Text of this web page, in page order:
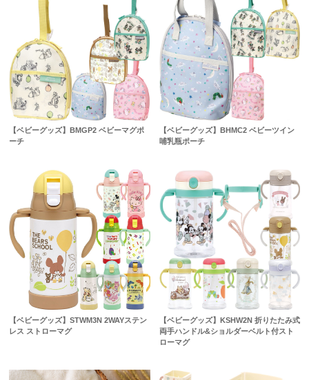
【ベビーグッズ】BMGP2 ベビーマグポ
ーチ
【ベビーグッズ】BHMC2 ベビーツイン
哺乳瓶ポーチ
【ベビーグッズ】STWM3N 2WAYステン
レス ストローマグ
【ベビーグッズ】KSHW2N 折りたたみ式
両手ハンドル&ショルダーベルト付スト
ローマグ